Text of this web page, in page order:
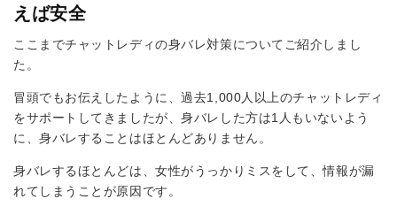
えば安全
ここまでチャットレディの身バレ対策についてご紹介しまし
た。
冒頭でもお伝えしたように、過去1,000人以上のチャットレディ
をサポートしてきましたが、身バレした方は1人もいないよう
に、身バレすることはほとんどありません。
身バレするほとんどは、女性がうっかりミスをして、情報が漏
れてしまうことが原因です。